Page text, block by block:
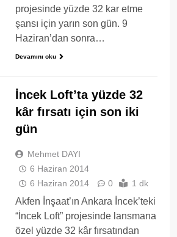
projesinde yüzde 32 kar etme
şansı için yarın son gün. 9
Haziran’dan sonra…
Devamını oku
İncek Loft’ta yüzde 32
kâr fırsatı için son iki
gün
Mehmet DAYI
6 Haziran 2014
6 Haziran 2014
0 1 dk
Akfen İnşaat’ın Ankara İncek’teki
“İncek Loft” projesinde lansmana
özel yüzde 32 kâr fırsatından